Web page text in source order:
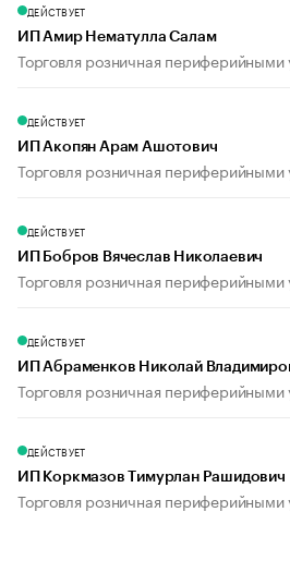
ДЕЙСТВУЕТ
ИП Амир Нематулла Салам
Торговля розничная периферийными
ДЕЙСТВУЕТ
ИП Акопян Арам Ашотович
Торговля розничная периферийными
ДЕЙСТВУЕТ
ИП Бобров Вячеслав Николаевич
Торговля розничная периферийными
ДЕЙСТВУЕТ
ИП Абраменков Николай
Торговля розничная периферийными
ДЕЙСТВУЕТ
ИП Коркмазов Тимурлан Рашидович
Торговля розничная периферийными